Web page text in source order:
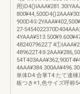
用
27-5454022370D404AAA
4824079622了
単体D4:合掌T4:たて連
板つき※1,色サイズ呼称